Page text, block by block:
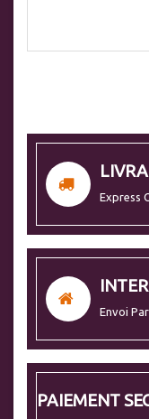
Express
Envoi
PAIEMENT